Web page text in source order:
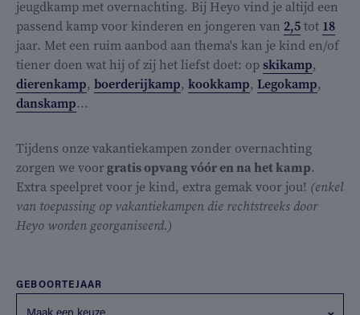
jeugdkamp met overnachting. Bij Heyo vind je altijd een
passend kamp voor kinderen en jongeren van 2,5tot 18
jaar. Met een ruim aanbod aan thema's kan je kind en/of
tiener doen wat hij of zij het liefst doet: opskikamp,
dierenkamp, boerderijkamp, kookkamp, Legokamp,
danskamp...
Tijdens onze vakantiekampen zonder overnachting
zorgen we voorgratis opvang vóór en na het kamp.
Extra speelpret voor je kind, extra gemak voor jou! (enkel
van toepassing op vakantiekampen die rechtstreeks door
Heyo worden georganiseerd.)
GEBOORTEJAAR